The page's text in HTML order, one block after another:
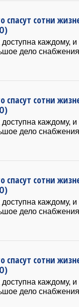
спасут сотни
каждому, и
дело
спасут сотни
каждому, и
дело
спасут сотни
каждому, и
дело
спасут сотни
каждому, и
дело